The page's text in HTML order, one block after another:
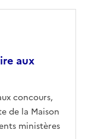
aux
concours,
de la Maison
ministères